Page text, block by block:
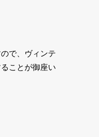
で、ヴィンテ
ことが御座い